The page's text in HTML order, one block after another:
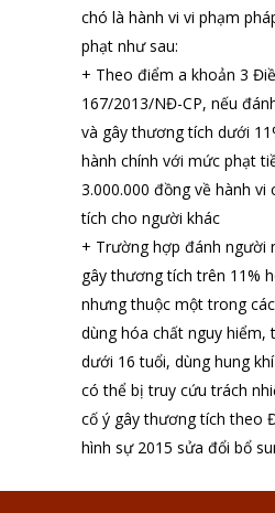
chó là hành vi vi phạm
phạt như sau:
+ Theo điểm a khoản 3
167/2013/NĐ-CP, nếu
và gây thương tích dưới
hành chính với mức phạt
3.000.000 đồng về hành vi
tích cho người khác
+ Trường hợp đánh người
gây thương tích trên 11%
nhưng thuộc một trong
dùng hóa chất nguy hiểm,
dưới 16 tuổi, dùng hung
có thể bị truy cứu trách
cố ý gây thương tích theo
hình sự 2015 sửa đổi bổ